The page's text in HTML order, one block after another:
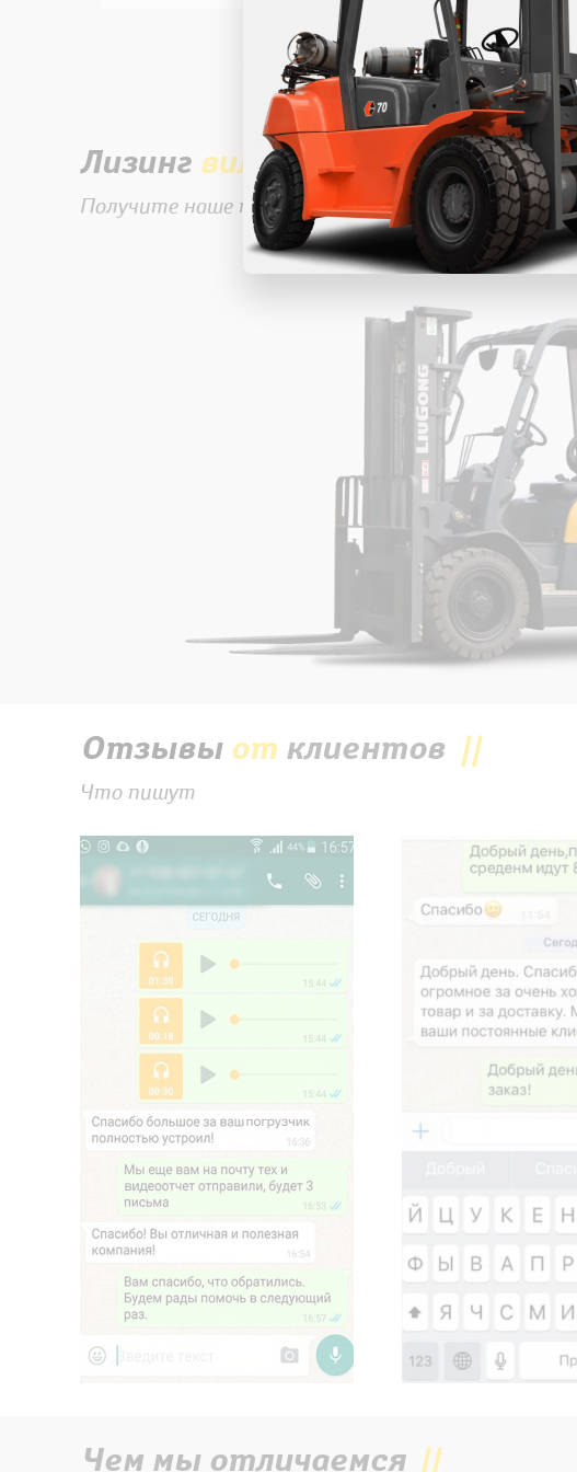
Лизинг вилочной техники
Получите наше предложение
Отзывы от клиентов
Что пишут
Чем мы отличаемся